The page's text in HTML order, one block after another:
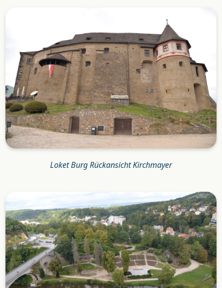
Loket Burg Rückansicht Kirchmayer